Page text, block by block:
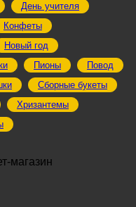
День учителя
Конфеты
Новый год
Пионы
Повод
Сборные букеты
Хризантемы
магазин